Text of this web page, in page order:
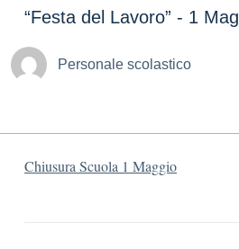
“Festa del Lavoro” - 1
Personale scolastico
Chiusura Scuola 1 Maggio